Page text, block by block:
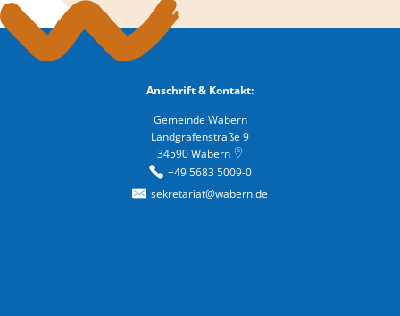
Anschrift & Kontakt:
Gemeinde Wabern
Landgrafenstraße 9
34590 Wabern
+49 5683 5009-0
sekretariat@wabern.de